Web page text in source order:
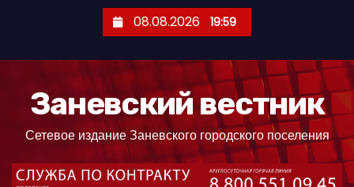
08.08.2026 19:59
Заневский вестник
Сетевое издание Заневского городского поселения